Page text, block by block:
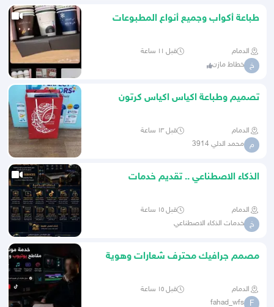
طباعة أكواب وجميع أنواع المطبوعات
الدمام قبل ١١ ساعة
خ خطاط مازن
تصميم وطباعة اكياس اكياس كرتون
الدمام قبل ١٣ ساعة
م محمد الدلي 3914
الذكاء الاصطناعي .. تقديم خدمات
الدمام قبل ١٥ ساعة
خ خدمات الذكاء الاصطناعي
مصمم جرافيك محترف شعارات وهوية
الدمام قبل ١٥ ساعة
F
fahad_wfs